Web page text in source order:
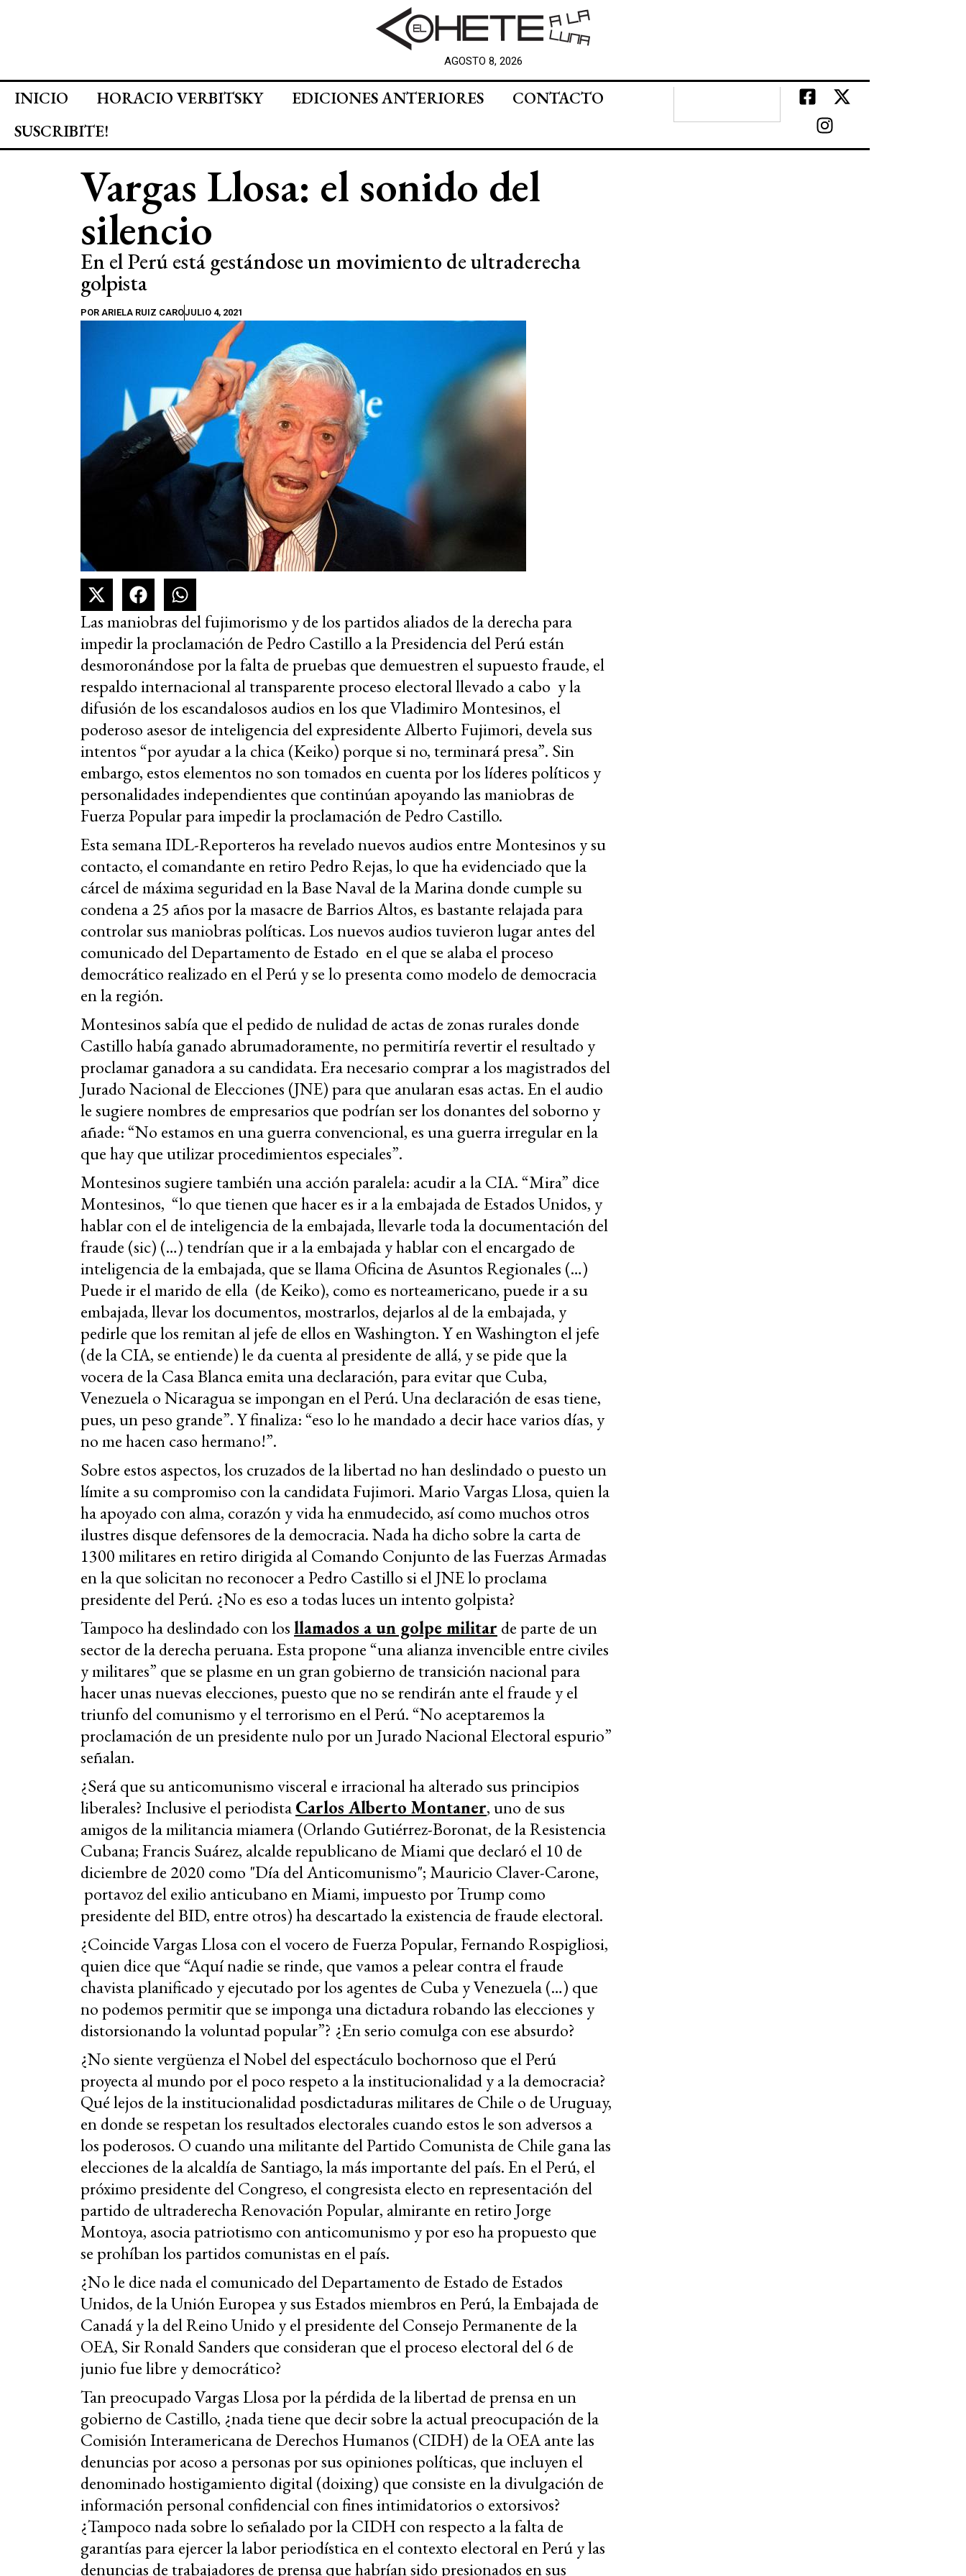
AGOSTO 8, 2026
INICIO HORACIO VERBITSKY EDICIONES ANTERIORES
CONTACTO
SUSCRIBITE!
Vargas Llosa: el sonido del
silencio
En el Perú está gestándose un movimiento de ultraderecha
golpista
POR ARIELA RUIZ CAROJULIO 4, 2021
Las maniobras del fujimorismo y de los partidos aliados de la derecha para
impedir la proclamación de Pedro Castillo a la Presidencia del Perú están
desmoronándose por la falta de pruebas que demuestren el supuesto fraude, el
respaldo internacional al transparente proceso electoral llevado a cabo y la
difusión de los escandalosos audios en los que Vladimiro Montesinos, el
poderoso asesor de inteligencia del expresidente Alberto Fujimori, devela sus
intentos “por ayudar a la chica (Keiko) porque si no, terminará presa”. Sin
embargo, estos elementos no son tomados en cuenta por los líderes políticos y
personalidades independientes que continúan apoyando las maniobras de
Fuerza Popular para impedir la proclamación de Pedro Castillo.
Esta semana IDL-Reporteros ha revelado nuevos audios entre Montesinos y su
contacto, el comandante en retiro Pedro Rejas, lo que ha evidenciado que la
cárcel de máxima seguridad en la Base Naval de la Marina donde cumple su
condena a 25 años por la masacre de Barrios Altos, es bastante relajada para
controlar sus maniobras políticas. Los nuevos audios tuvieron lugar antes del
comunicado del Departamento de Estado en el que se alaba el proceso
democrático realizado en el Perú y se lo presenta como modelo de democracia
en la región.
Montesinos sabía que el pedido de nulidad de actas de zonas rurales donde
Castillo había ganado abrumadoramente, no permitiría revertir el resultado y
proclamar ganadora a su candidata. Era necesario comprar a los magistrados del
Jurado Nacional de Elecciones (JNE) para que anularan esas actas. En el audio
le sugiere nombres de empresarios que podrían ser los donantes del soborno y
añade: “No estamos en una guerra convencional, es una guerra irregular en la
que hay que utilizar procedimientos especiales”.
Montesinos sugiere también una acción paralela: acudir a la CIA. “Mira” dice
Montesinos, “lo que tienen que hacer es ir a la embajada de Estados Unidos, y
hablar con el de inteligencia de la embajada, llevarle toda la documentación del
fraude (sic) (…) tendrían que ir a la embajada y hablar con el encargado de
inteligencia de la embajada, que se llama Oficina de Asuntos Regionales (…)
Puede ir el marido de ella (de Keiko), como es norteamericano, puede ir a su
embajada, llevar los documentos, mostrarlos, dejarlos al de la embajada, y
pedirle que los remitan al jefe de ellos en Washington. Y en Washington el jefe
(de la CIA, se entiende) le da cuenta al presidente de allá, y se pide que la
vocera de la Casa Blanca emita una declaración, para evitar que Cuba,
Venezuela o Nicaragua se impongan en el Perú. Una declaración de esas tiene,
pues, un peso grande”. Y finaliza: “eso lo he mandado a decir hace varios días, y
no me hacen caso hermano!”.
Sobre estos aspectos, los cruzados de la libertad no han deslindado o puesto un
límite a su compromiso con la candidata Fujimori. Mario Vargas Llosa, quien la
ha apoyado con alma, corazón y vida ha enmudecido, así como muchos otros
ilustres disque defensores de la democracia. Nada ha dicho sobre la carta de
1300 militares en retiro dirigida al Comando Conjunto de las Fuerzas Armadas
en la que solicitan no reconocer a Pedro Castillo si el JNE lo proclama
presidente del Perú. ¿No es eso a todas luces un intento golpista?
Tampoco ha deslindado con losllamados a un golpe militar de parte de un
sector de la derecha peruana. Esta propone “una alianza invencible entre civiles
y militares” que se plasme en un gran gobierno de transición nacional para
hacer unas nuevas elecciones, puesto que no se rendirán ante el fraude y el
triunfo del comunismo y el terrorismo en el Perú. “No aceptaremos la
proclamación de un presidente nulo por un Jurado Nacional Electoral espurio”
señalan.
¿Será que su anticomunismo visceral e irracional ha alterado sus principios
liberales? Inclusive el periodistaCarlos Alberto Montaner, uno de sus
amigos de la militancia miamera (Orlando Gutiérrez-Boronat, de la Resistencia
Cubana; Francis Suárez, alcalde republicano de Miami que declaró el 10 de
diciembre de 2020 como "Día del Anticomunismo"; Mauricio Claver-Carone,
portavoz del exilio anticubano en Miami, impuesto por Trump como
presidente del BID, entre otros) ha descartado la existencia de fraude electoral.
¿Coincide Vargas Llosa con el vocero de Fuerza Popular, Fernando Rospigliosi,
quien dice que “Aquí nadie se rinde, que vamos a pelear contra el fraude
chavista planificado y ejecutado por los agentes de Cuba y Venezuela (…) que
no podemos permitir que se imponga una dictadura robando las elecciones y
distorsionando la voluntad popular”? ¿En serio comulga con ese absurdo?
¿No siente vergüenza el Nobel del espectáculo bochornoso que el Perú
proyecta al mundo por el poco respeto a la institucionalidad y a la democracia?
Qué lejos de la institucionalidad posdictaduras militares de Chile o de Uruguay,
en donde se respetan los resultados electorales cuando estos le son adversos a
los poderosos. O cuando una militante del Partido Comunista de Chile gana las
elecciones de la alcaldía de Santiago, la más importante del país. En el Perú, el
próximo presidente del Congreso, el congresista electo en representación del
partido de ultraderecha Renovación Popular, almirante en retiro Jorge
Montoya, asocia patriotismo con anticomunismo y por eso ha propuesto que
se prohíban los partidos comunistas en el país.
¿No le dice nada el comunicado del Departamento de Estado de Estados
Unidos, de la Unión Europea y sus Estados miembros en Perú, la Embajada de
Canadá y la del Reino Unido y el presidente del Consejo Permanente de la
OEA, Sir Ronald Sanders que consideran que el proceso electoral del 6 de
junio fue libre y democrático?
Tan preocupado Vargas Llosa por la pérdida de la libertad de prensa en un
gobierno de Castillo, ¿nada tiene que decir sobre la actual preocupación de la
Comisión Interamericana de Derechos Humanos (CIDH) de la OEA ante las
denuncias por acoso a personas por sus opiniones políticas, que incluyen el
denominado hostigamiento digital (doixing) que consiste en la divulgación de
información personal confidencial con fines intimidatorios o extorsivos?
¿Tampoco nada sobre lo señalado por la CIDH con respecto a la falta de
garantías para ejercer la labor periodística en el contexto electoral en Perú y las
denuncias de trabajadores de prensa que habrían sido presionados en sus